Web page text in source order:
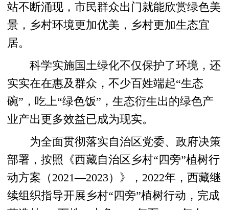
站不断涌现，市民群众出门就能欣赏绿色美
景，乡村环境更加优美，乡村更加生态宜
居。
科学实施国土绿化不仅保护了环境，还
实实在在惠及群众，不少百姓端起“生态
碗”，吃上“绿色饭”，生态衍生出的绿色产
业产出更多效益已成为现实。
为全面贯彻落实自治区党委、政府决策
部署，按照《西藏自治区乡村“四旁”植树行
动方案（2021—2023）》，2022年，西藏继
续组织指导开展乡村“四旁”植树行动，完成